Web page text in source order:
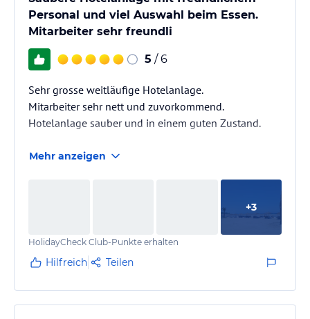
Personal und viel Auswahl beim Essen.
Mitarbeiter sehr freundli
5 / 6
Sehr grosse weitläufige Hotelanlage.
Mitarbeiter sehr nett und zuvorkommend.
Hotelanlage sauber und in einem guten Zustand.
Mehr anzeigen
+3
HolidayCheck Club-Punkte erhalten
Hilfreich Teilen